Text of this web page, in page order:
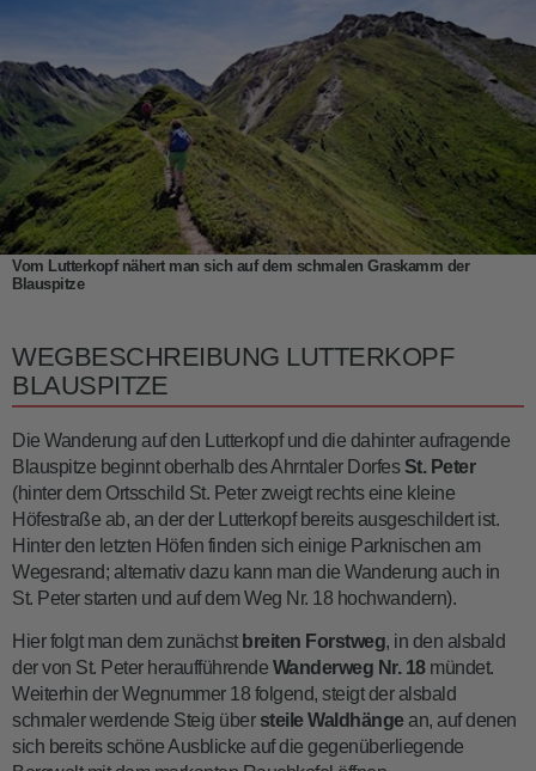
Vom Lutterkopf nähert man sich auf dem schmalen Graskamm der
Blauspitze
WEGBESCHREIBUNG LUTTERKOPF
BLAUSPITZE
Die Wanderung auf den Lutterkopf und die dahinter aufragende
Blauspitze beginnt oberhalb des Ahrntaler DorfesSt. Peter
(hinter dem Ortsschild St. Peter zweigt rechts eine kleine
Höfestraße ab, an der der Lutterkopf bereits ausgeschildert ist.
Hinter den letzten Höfen finden sich einige Parknischen am
Wegesrand; alternativ dazu kann man die Wanderung auch in
St. Peter starten und auf dem Weg Nr. 18 hochwandern).
Hier folgt man dem zunächst breiten Forstweg, in den alsbald
der von St. Peter heraufführende Wanderweg Nr. 18mündet.
Weiterhin der Wegnummer 18 folgend, steigt der alsbald
schmaler werdende Steig über steile Waldhängean, auf denen
sich bereits schöne Ausblicke auf die gegenüberliegende